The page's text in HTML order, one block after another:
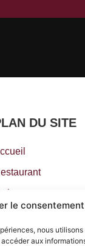
le
nous
aux
DU SITE